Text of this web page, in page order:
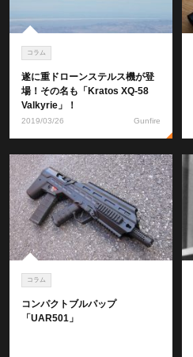
コラム
遂に重ドローンステルス機が登
場！その名も「Kratos XQ-58
Valkyrie」！
2019/03/26 Gunfire
コラム
コンパクトブルパップ
「UAR501」